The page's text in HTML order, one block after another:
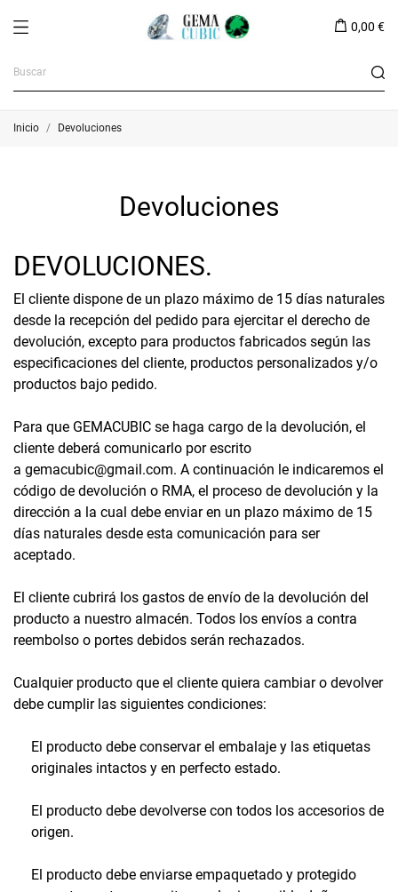
0,00 €
Inicio Devoluciones
Devoluciones
DEVOLUCIONES.
El cliente dispone de un plazo máximo de 15 días naturales
desde la recepción del pedido para ejercitar el derecho de
devolución, excepto para productos fabricados según las
especificaciones del cliente, productos personalizados y/o
productos bajo pedido.
Para que GEMACUBIC se haga cargo de la devolución, el
cliente deberá comunicarlo por escrito
a gemacubic@gmail.com. A continuación le indicaremos el
código de devolución o RMA, el proceso de devolución y la
dirección a la cual debe enviar en un plazo máximo de 15
días naturales desde esta comunicación para ser
aceptado.
El cliente cubrirá los gastos de envío de la devolución del
producto a nuestro almacén. Todos los envíos a contra
reembolso o portes debidos serán rechazados.
Cualquier producto que el cliente quiera cambiar o devolver
debe cumplir las siguientes condiciones:
El producto debe conservar el embalaje y las etiquetas
originales intactos y en perfecto estado.
El producto debe devolverse con todos los accesorios de
origen.
El producto debe enviarse empaquetado y protegido